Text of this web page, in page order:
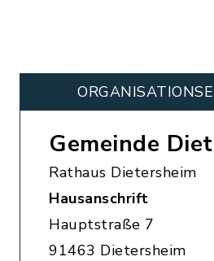
Gemeinde
Rathaus Dietersheim
Hausanschrift
Hauptstraße 7
91463 Dietersheim